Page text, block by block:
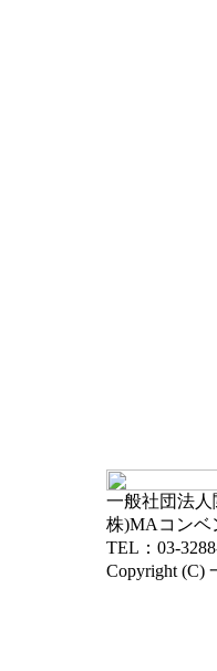
一般社団法
株)MAコンベ
TEL：03-
Copyright (C)